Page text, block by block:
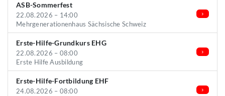
ASB-Sommerfest
22.08.2026 – 14:00
Mehrgenerationenhaus Sächsische Schweiz
Erste-Hilfe-Grundkurs EHG
22.08.2026 – 08:00
Erste Hilfe Ausbildung
Erste-Hilfe-Fortbildung EHF
24.08.2026 – 08:00